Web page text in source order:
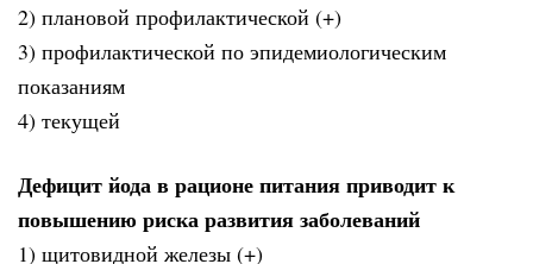
2) плановой профилактической (+)
3) профилактической по эпидемиологическим
показаниям
4) текущей
Дефицит йода в рационе питания приводит к
повышению риска развития заболеваний
1) щитовидной железы (+)